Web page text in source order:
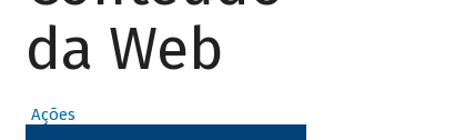
da Web
Ações